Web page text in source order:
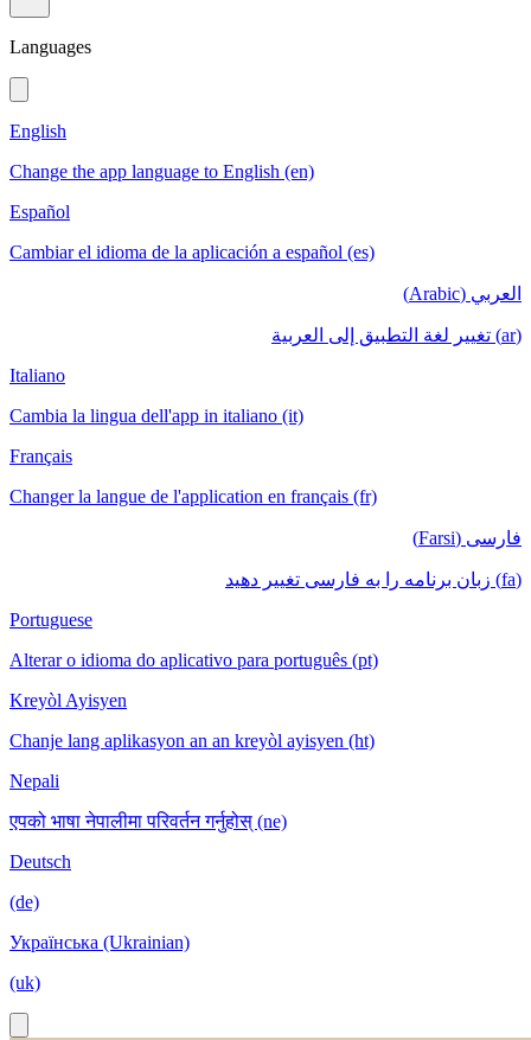
Languages
English
Change the app language to English (en)
Español
Cambiar el idioma de la aplicación a español (es)
العربي (Arabic)
(ar) تغيير لغة التطبيق إلى العربية
Italiano
Cambia la lingua dell'app in italiano (it)
Français
Changer la langue de l'application en français (fr)
فارسی (Farsi)
(fa) زبان برنامه را به فارسی تغییر دهید
Portuguese
Alterar o idioma do aplicativo para português (pt)
Kreyòl Ayisyen
Chanje lang aplikasyon an an kreyòl ayisyen (ht)
Nepali
एपको भाषा नेपालीमा परिवर्तन गर्नुहोस् (ne)
Deutsch
(de)
Українська (Ukrainian)
(uk)